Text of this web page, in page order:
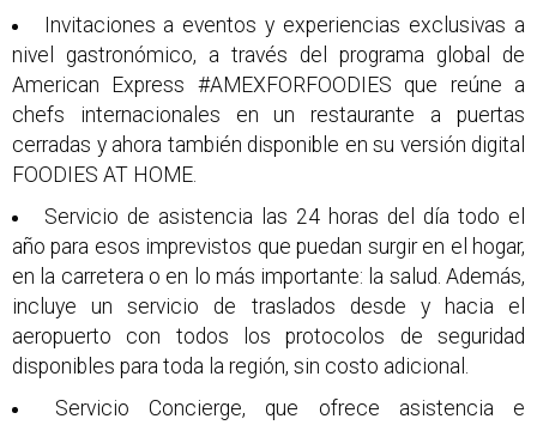
Invitaciones a eventos y experiencias exclusivas a
nivel gastronómico, a través del programa global de
American Express #AMEXFORFOODIES que reúne a
chefs internacionales en un restaurante a puertas
cerradas y ahora también disponible en su versión digital
FOODIES AT HOME.
Servicio de asistencia las 24 horas del día todo el
año para esos imprevistos que puedan surgir en el hogar,
en la carretera o en lo más importante: la salud. Además,
incluye un servicio de traslados desde y hacia el
aeropuerto con todos los protocolos de seguridad
disponibles para toda la región, sin costo adicional.
Servicio Concierge, que ofrece asistencia e